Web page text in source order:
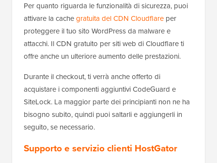
Per quanto riguarda le funzionalità di sicurezza, puoi
attivare la cachegratuita del CDN Cloudflare per
proteggere il tuo sito WordPress da malware e
attacchi. Il CDN gratuito per siti web di Cloudflare ti
offre anche un ulteriore aumento delle prestazioni.
Durante il checkout, ti verrà anche offerto di
acquistare i componenti aggiuntivi CodeGuard e
SiteLock. La maggior parte dei principianti non ne ha
bisogno subito, quindi puoi saltarli e aggiungerli in
seguito, se necessario.
Supporto e servizio clienti HostGator